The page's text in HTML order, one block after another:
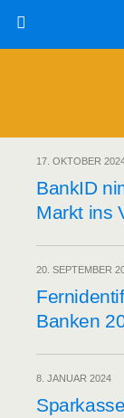
17. OKTOBER
BankID
Markt ins
20. SEPTEMBER
Ban­ken
8. JANUAR 2024